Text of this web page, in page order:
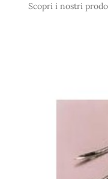
Scopri i nostri